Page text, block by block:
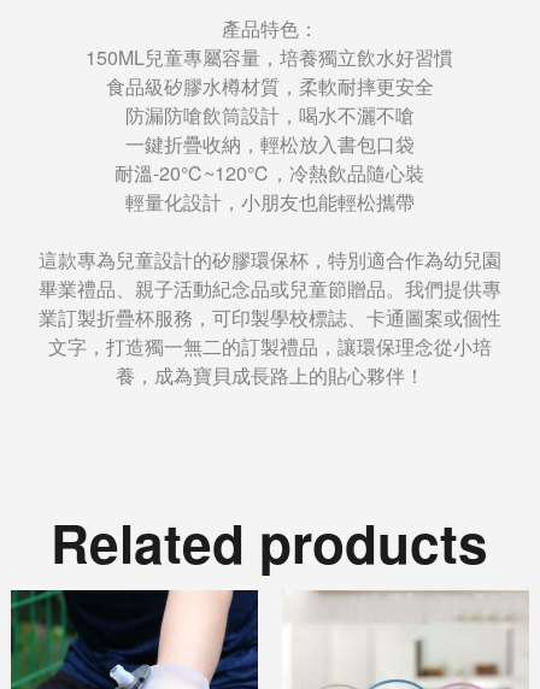
產品特色：
150ML兒童專屬容量，培養獨立飲水好習慣
食品級矽膠水樽材質，柔軟耐摔更安全
防漏防嗆飲筒設計，喝水不灑不嗆
一鍵折疊收納，輕松放入書包口袋
耐溫-20℃~120℃，冷熱飲品隨心裝
輕量化設計，小朋友也能輕松攜帶
這款專為兒童設計的矽膠環保杯，特別適合作為幼兒園
畢業禮品、親子活動紀念品或兒童節贈品。我們提供專
業訂製折疊杯服務，可印製學校標誌、卡通圖案或個性
文字，打造獨一無二的訂製禮品，讓環保理念從小培
養，成為寶貝成長路上的貼心夥伴！
Related products